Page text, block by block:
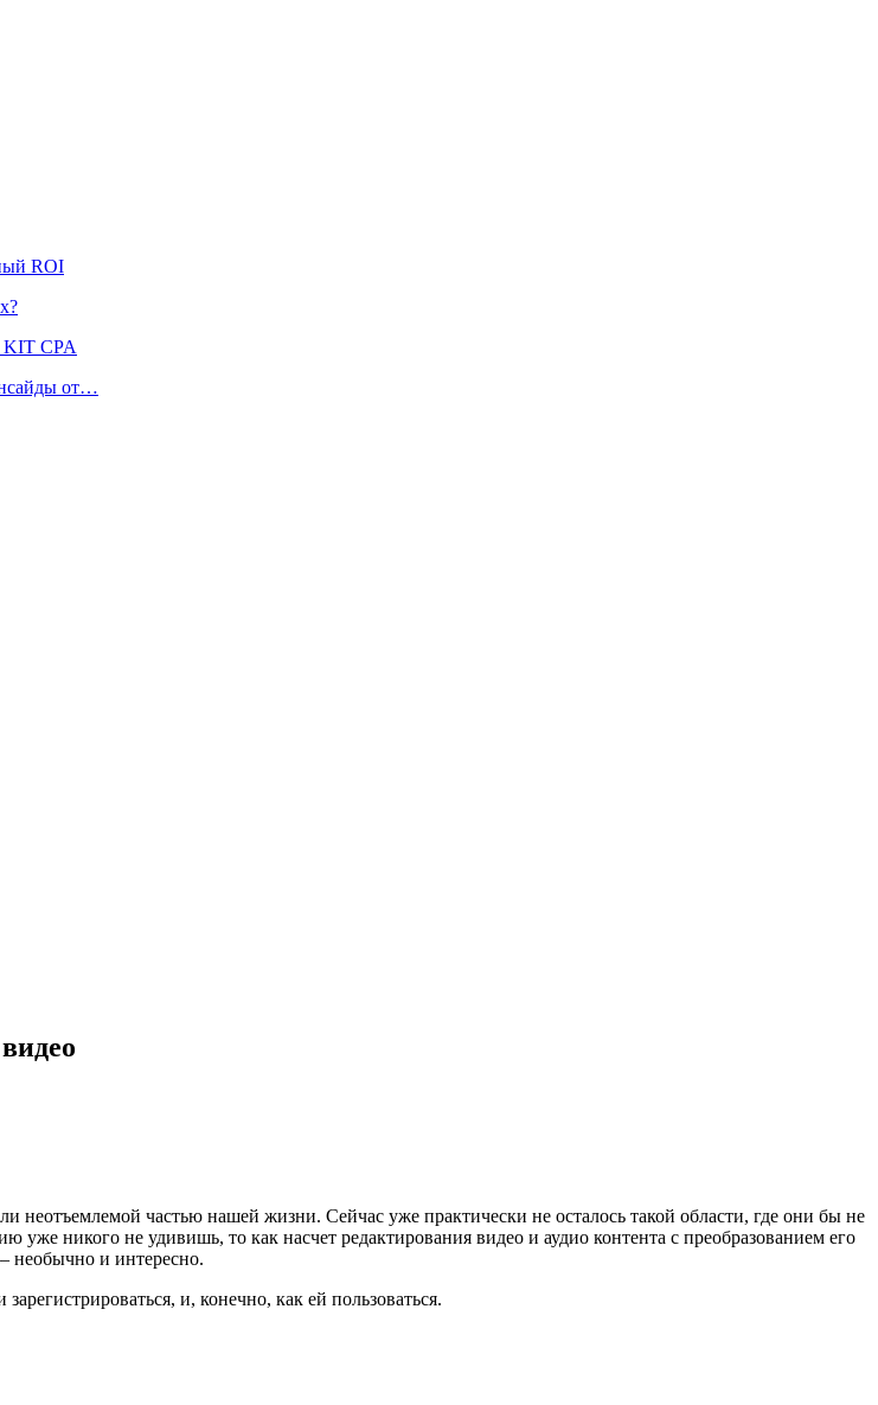
ROI
KIT CPA
от…
неотъемлемой частью нашей жизни. Сейчас уже практически не осталось такой области, где они бы не
никого не удивишь, то как насчет редактирования видео и аудио контента с преобразованием его
необычно и интересно.
и, конечно, как ей пользоваться.